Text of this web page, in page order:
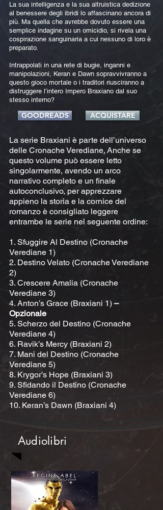
La sua intelligenza e la sua altruistica dedizione
al benessere degli ibridi lo affascinano ancora di
più. Ma quella che avrebbe dovuto essere una
semplice indagine su un omicidio, si rivela una
cospirazione sanguinaria a cui nessuno di loro è
preparato.
Intrappolati in una rete di bugie, inganni e
manipolazioni, Keran e Dawn sopravvivranno a
questo gioco mortale o i traditori riusciranno a
distruggere l’intero Impero Braxiano dal suo
stesso interno?
GOODREADS ACQUISTARE
La serie Braxiani è parte dell’universo
delle Cronache Verediane. Anche se
questo volume può essere letto
singolarmente, avendo un arco
narrativo completo e un finale
autoconclusivo, per apprezzare
appieno la storia e la cornice del
romanzo è consigliato leggere
entrambe le serie nel seguente ordine:
1. Sfuggire Al Destino (Cronache
Verediane 1)
2. Destino Velato (Cronache Verediane
2)
3. Crescere Amalia (Cronache
Verediane 3)
4. Anton’s Grace (Braxiani 1) –
Opzionale
5. Scherzo del Destino (Cronache
Verediane 4)
6. Ravik’s Mercy (Braxiani 2)
7. Mani del Destino (Cronache
Verediane 5)
8. Krygor’s Hope (Braxiani 3)
9. Sfidando il Destino (Cronache
Verediane 6)
10. Keran’s Dawn (Braxiani 4)
Audiolibri